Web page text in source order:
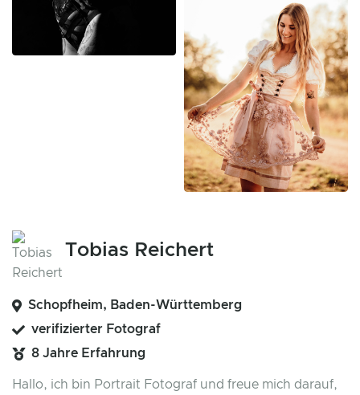
Tobias Reichert
Schopfheim, Baden-Württemberg
verifizierter Fotograf
8 Jahre Erfahrung
Hallo, ich bin Portrait Fotograf und freue mich darauf,